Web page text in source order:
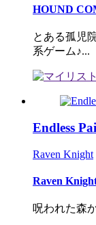
HOUND
とある孤児
系ゲーム♪...
Endless
Raven Knight
Raven
呪われた森